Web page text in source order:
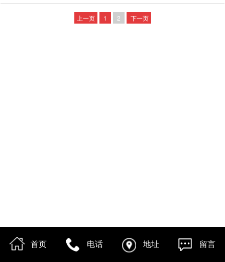
上一页 1 2 下一页
首页 电话 地址 留言